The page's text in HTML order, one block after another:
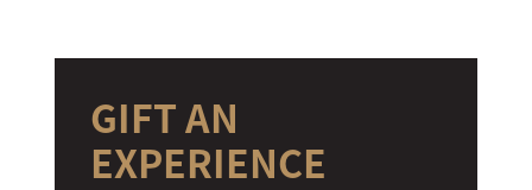
GIFT AN
EXPERIENCE